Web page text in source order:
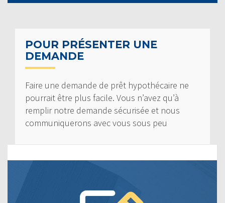
POUR PRÉSENTER UNE
DEMANDE
Faire une demande de prêt hypothécaire ne
pourrait être plus facile. Vous n’avez qu’à
remplir notre demande sécurisée et nous
communiquerons avec vous sous peu